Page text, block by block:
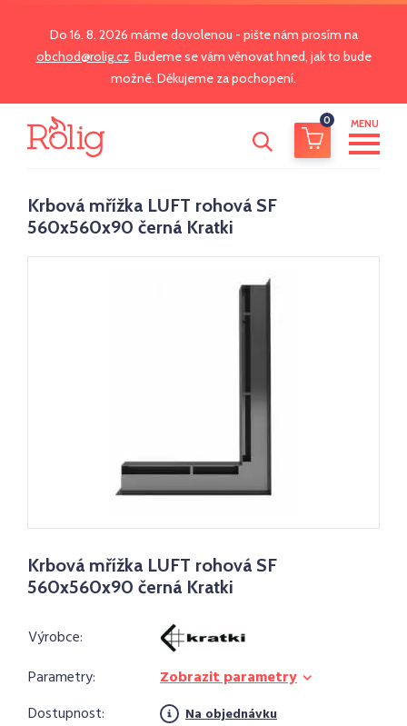
Do 16. 8. 2026 máme dovolenou - pište nám prosím na
obchod@rolig.cz. Budeme se vám věnovat hned, jak to bude
možné. Děkujeme za pochopení.
0 MENU
Krbová mřížka LUFT rohová SF
560x560x90 černá Kratki
Krbová mřížka LUFT rohová SF
560x560x90 černá Kratki
Výrobce:
Parametry:
Zobrazit parametry
Dostupnost:
Na objednávku